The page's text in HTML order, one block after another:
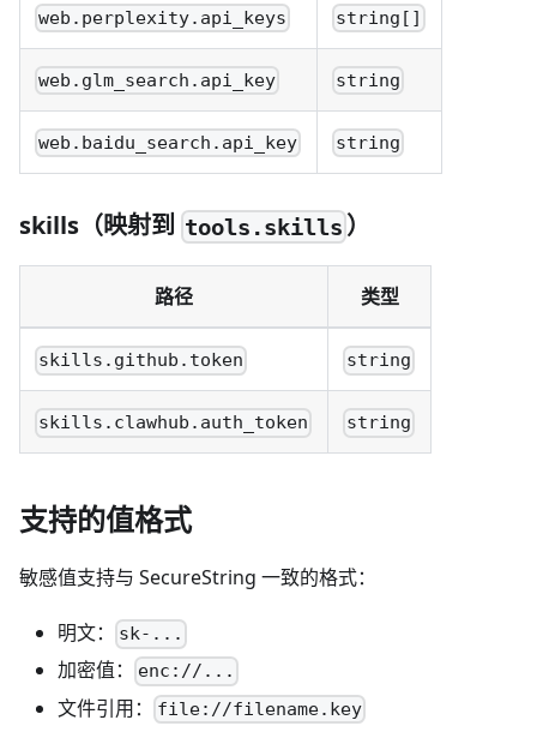
web.perplexity.api_keys string[]
web.glm_search.api_key string
web.baidu_search.api_key string
skills（映射到 tools.skills ）
路径 类型
skills.github.token string
skills.clawhub.auth_token string
支持的值格式
敏感值支持与 SecureString 一致的格式：
明文： sk-...
加密值： enc://...
文件引用： file://filename.key